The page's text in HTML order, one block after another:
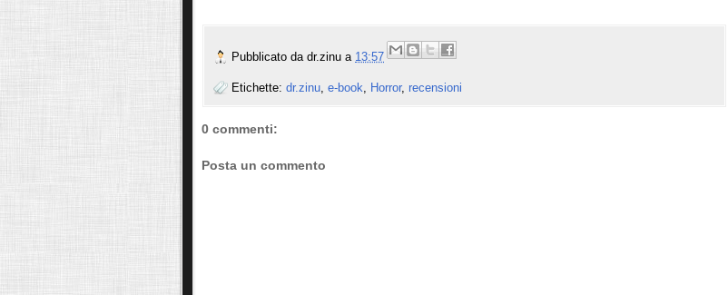
Pubblicato da dr.zinu a 13:57
Etichette: dr.zinu, e-book, Horror, recensioni
0 commenti:
Posta un commento